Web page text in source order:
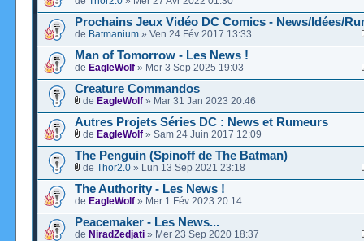
Prochains Jeux Vidéo DC Comics - News/Idées/
de Batmanium » Ven 24 Fév 2017 13:33
Man of Tomorrow - Les News !
de EagleWolf » Mer 3 Sep 2025 19:03
Creature Commandos
de EagleWolf » Mar 31 Jan 2023 20:46
Autres Projets Séries DC : News et Rumeurs
de EagleWolf » Sam 24 Juin 2017 12:09
The Penguin (Spinoff de The Batman)
de Thor2.0 » Lun 13 Sep 2021 23:18
The Authority - Les News !
de EagleWolf » Mer 1 Fév 2023 20:14
Peacemaker - Les News...
de NiradZedjati » Mer 23 Sep 2020 18:37